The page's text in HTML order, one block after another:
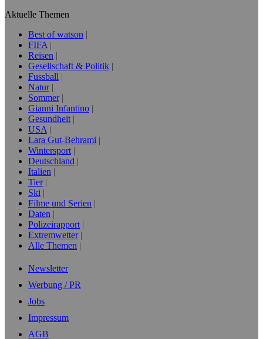
Aktuelle Themen
Best of watson
FIFA
Reisen
Gesellschaft & Politik
Fussball
Natur
Sommer
Gianni Infantino
Gesundheit
USA
Lara Gut-Behrami
Wintersport
Deutschland
Italien
Tier
Ski
Filme und Serien
Daten
Polizeirapport
Extremwetter
Alle Themen
Newsletter
Werbung / PR
Jobs
Impressum
AGB